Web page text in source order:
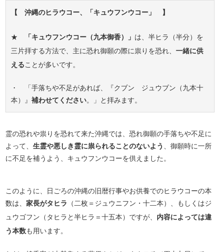
【 沖縄のヒラウコー、「キュウフンウコー」 】
★ 「キュウフンウコー（九本御香）」 は、半ヒラ（半分）を
三片拝する方法で、主に恐れ御願の際に祟りを恐れ、一緒に供
えることが多いです。
・ 「手落ちや不足があれば、『クブン ジュウブン（九本十
本）』補わせてください。」と拝みます。
霊の恐れや祟りを恐れて来た沖縄では、恐れ御願の手落ちや不足に
よって、生霊や悪しき霊に祟られることのないよう 、御願時に一所
に不足を補うよう、キュウフンウコーを供えました。
このように、日ごろの沖縄の旧暦行事やお供養でのヒラウコーの本
数は、家長がタヒラ
（二枚＝ジュウニフン・十二本）、もしくはジ
ュウゴフン（タヒラと半ヒラ＝十五本）ですが、 内容によっては違
う本数も用います。